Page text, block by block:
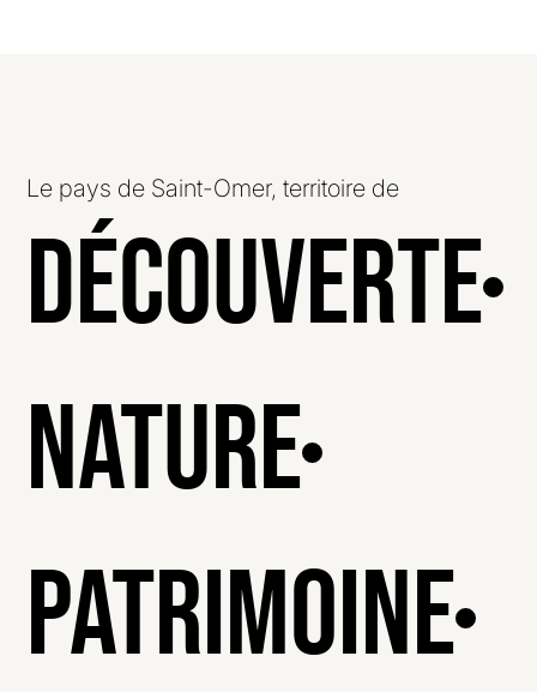
Le pays de Saint-Omer, territoire de
Découverte
Nature
Patrimoine